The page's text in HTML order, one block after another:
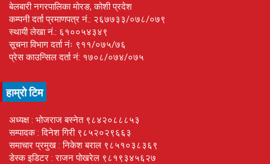
बेलबारी नगरपालिका मोरङ, कोशी प्रदेश
कम्पनी दर्ता प्रमाणपत्र नं.: २६७७३३/०७८/०७९
स्थायी लेखा नं.: ६१००५४३४९
सूचना विभाग दर्ता नंः ९११/०७५/७६
प्रेस काउन्सिल दर्ता नं: १७०८/०७४/०७५
हाम्रो टिम
अध्यक्ष : भोजराज बस्नेत ९८४२०८८८५३
सम्पादक : दिनेश गिरी ९८५२०२९६६३
समाचार प्रमुख : निकेश बराल ९८५१०३८३६९
डेस्क इडिटर : राजन पोखरेल ९८१९३४५६२७